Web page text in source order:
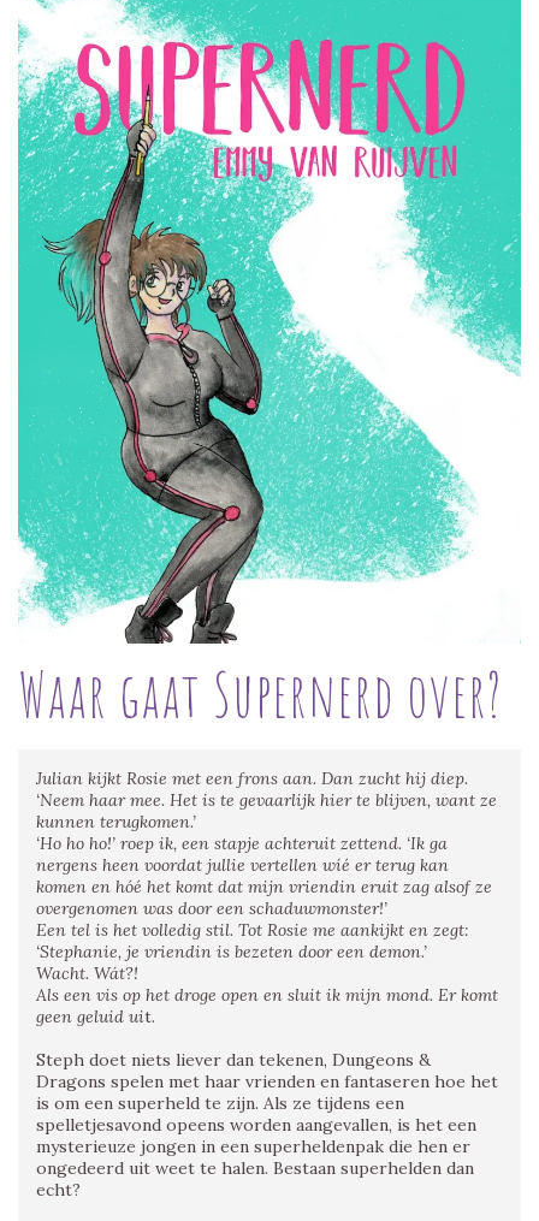
Waar gaat Supernerd over?
Julian kijkt Rosie met een frons aan. Dan zucht hij diep.
‘Neem haar mee. Het is te gevaarlijk hier te blijven, want ze
kunnen terugkomen.’
‘Ho ho ho!’ roep ik, een stapje achteruit zettend. ‘Ik ga
nergens heen voordat jullie vertellen wíé er terug kan
komen en hóé het komt dat mijn vriendin eruit zag alsof ze
overgenomen was door een schaduwmonster!’
Een tel is het volledig stil. Tot Rosie me aankijkt en zegt:
‘Stephanie, je vriendin is bezeten door een demon.’
Wacht. Wát?!
Als een vis op het droge open en sluit ik mijn mond. Er komt
geen geluid uit.
Steph doet niets liever dan tekenen, Dungeons &
Dragons spelen met haar vrienden en fantaseren hoe het
is om een superheld te zijn. Als ze tijdens een
spelletjesavond opeens worden aangevallen, is het een
mysterieuze jongen in een superheldenpak die hen er
ongedeerd uit weet te halen. Bestaan superhelden dan
echt?